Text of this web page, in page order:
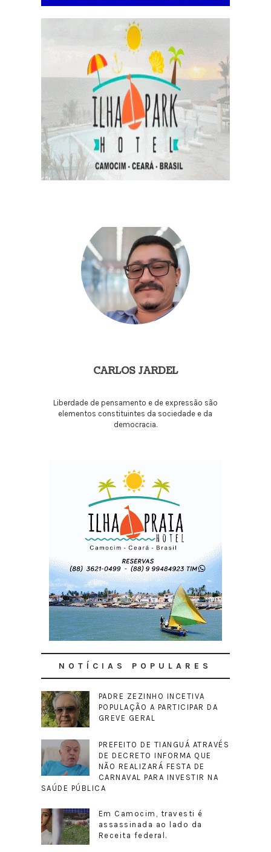
CARLOS JARDEL
Liberdade de pensamento e de expressão são
elementos constituintes da sociedade e da
democracia.
NOTÍCIAS POPULARES
PADRE ZEZINHO INCETIVA
POPULAÇÃO A PARTICIPAR DA
GREVE GERAL
PREFEITO DE TIANGUÁ ATRAVÉS
DE DECRETO INFORMA QUE
NÃO REALIZARÁ FESTA DE
CARNAVAL PARA INVESTIR NA
SAÚDE PÚBLICA
Em Camocim, travesti é
assassinada ao lado da
Receita federal.